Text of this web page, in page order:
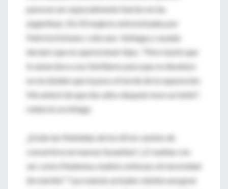
parecen ser especialmente fuertes en las
argentinas. De 50 mujeres entrevistadas por
Patricia Schwarz, sólo una -bióloga y casada-
declaró que no quería tener hijos. "Pero bastó que
lo anunciara a sus familiares para que se desatara
un escándalo que la puso al borde de la separación.
Me enteré de que dos años después tuvo un bebé",
relata la socióloga.
¿Están las Mafaldas de los 60 en camino de
convertirse en nuevas Susanitas? ¿O sueñan con
ser como Madonna, madres exitosas sin necesidad
de marido? "Las mamás actuales sienten una gran